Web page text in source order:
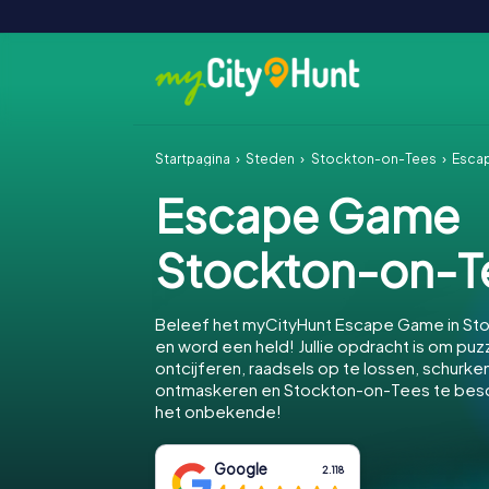
Startpagina Steden Stockton-on-Tees
Escape Game
Stockton-on-
Beleef het myCityHunt Escape Game in
en word een held! Jullie opdracht is om
ontcijferen, raadsels op te lossen,
ontmaskeren en Stockton-on-Tees te
het onbekende!
Google 2.118